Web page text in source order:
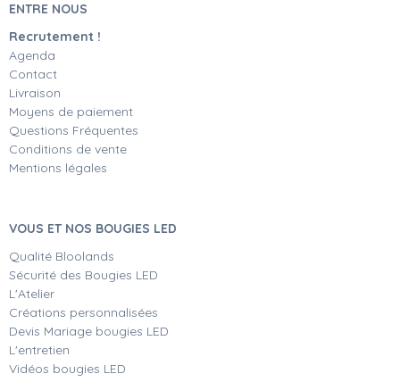
ENTRE NOUS
Recrutement !
Agenda
Contact
Livraison
Moyens de paiement
Questions Fréquentes
Conditions de vente
Mentions légales
VOUS ET NOS BOUGIES LED
Qualité Bloolands
Sécurité des Bougies LED
L'Atelier
Créations personnalisées
Devis Mariage bougies LED
L'entretien
Vidéos bougies LED